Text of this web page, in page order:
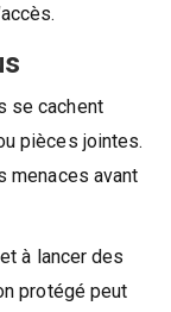
se cachent
pièces jointes.
menaces avant
à lancer des
protégé peut